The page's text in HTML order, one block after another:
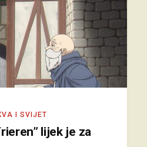
I SVIJET
lijek je za